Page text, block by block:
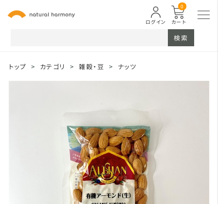
カート
0
ログイン
検索
トップ > カテゴリ > 雑穀・豆 > ナッツ